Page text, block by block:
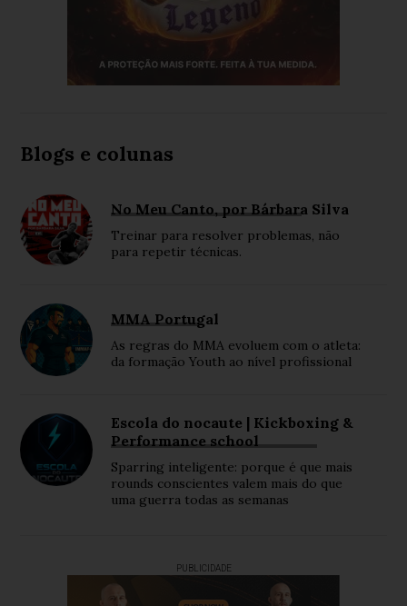
Blogs e colunas
No Meu Canto, por Bárbara Silva
Treinar para resolver problemas, não
para repetir técnicas.
MMA Portugal
As regras do MMA evoluem com o atleta:
da formação Youth ao nível profissional
Escola do nocaute | Kickboxing &
Performance school
Sparring inteligente: porque é que mais
rounds conscientes valem mais do que
uma guerra todas as semanas
PUBLICIDADE